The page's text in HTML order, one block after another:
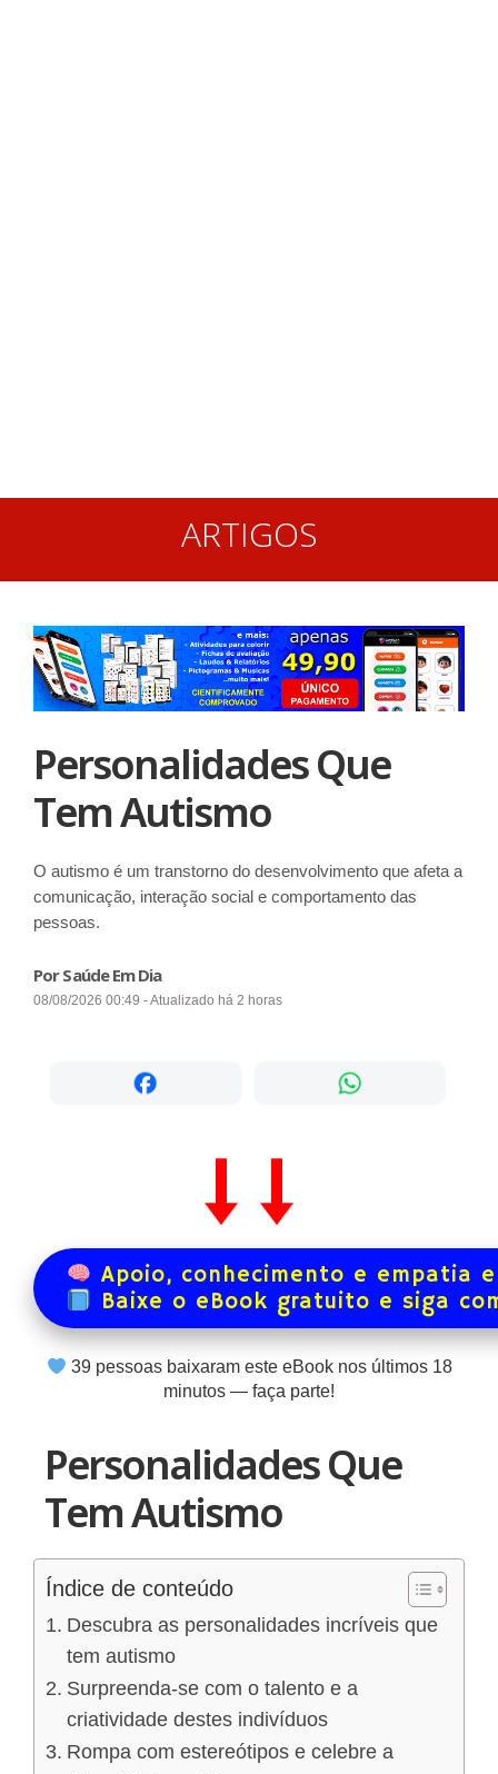
ARTIGOS
Personalidades Que
Tem Autismo
O autismo é um transtorno do desenvolvimento que afeta a
comunicação, interação social e comportamento das
pessoas.
Por Saúde Em Dia
08/08/2026 00:49 - Atualizado há 2 horas
Apoio, conhecimento e empatia
Baixe o eBook gratuito e siga
39pessoas baixaram este eBook nos últimos 18
minutos — faça parte!
Personalidades Que
Tem Autismo
Índice de conteúdo
Descubra as personalidades incríveis que
tem autismo
Surpreenda-se com o talento e a
criatividade destes indivíduos
Rompa com estereótipos e celebre a